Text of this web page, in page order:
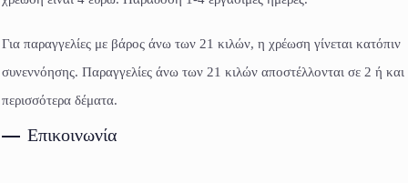
Για παραγγελίες με βάρος άνω των 21 κιλών, η χρέωση γίνεται κατόπιν
συνεννόησης. Παραγγελίες άνω των 21 κιλών αποστέλλονται σε 2 ή και
περισσότερα δέματα.
Επικοινωνία